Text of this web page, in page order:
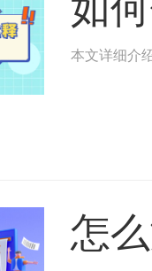
本文详细介
怎